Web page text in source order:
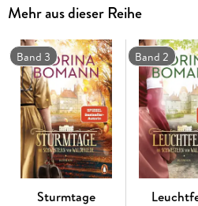
lindern. Als sie sich Hals über
verliebt, schöpft Christina zum
glücklichere Zukunft - bis Peter
verkündet, der ihn das Leben
der Einzige, um dessen Wohl
Nach wahren Begebenheiten:
Krankenschwester erzählt
Geschichte der Berliner
Entdecken Sie die weiteren
Waldfriede-Saga:
Mehr aus dieser Reihe
Band 3
Sturmtage
Band 2